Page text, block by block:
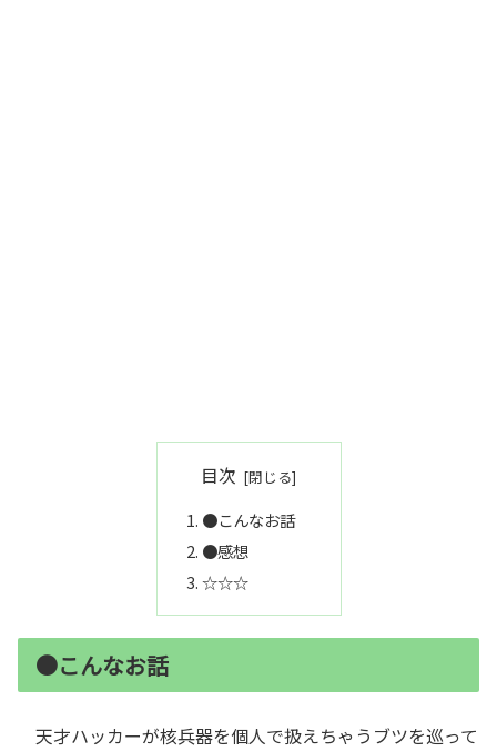
目次
●こんなお話
●感想
☆☆☆
●こんなお話
天才ハッカーが核兵器を個人で扱えちゃうブツを巡って